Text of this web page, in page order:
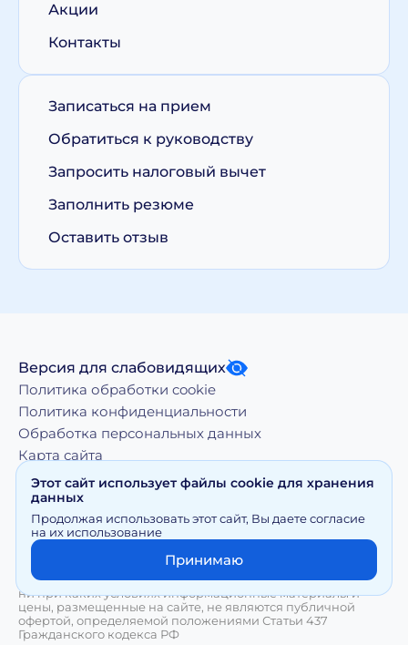
Акции
Контакты
Записаться на прием
Обратиться к руководству
Запросить налоговый вычет
Заполнить резюме
Оставить отзыв
Версия для слабовидящих
Политика обработки cookie
Политика конфиденциальности
Обработка персональных данных
Карта сайта
использование материалов, размещенных на moy-
doktor.org возможно только с письменного разрешения
Правообладателя
Сайт носит исключительно информационный характер и
ни при каких условиях информационные материалы и
цены, размещенные на сайте, не являются публичной
офертой, определяемой положениями Статьи 437
Гражданского кодекса РФ
Этот сайт использует файлы cookie для хранения
данных
Продолжая использовать этот сайт, Вы даете согласие
на их использование
Принимаю